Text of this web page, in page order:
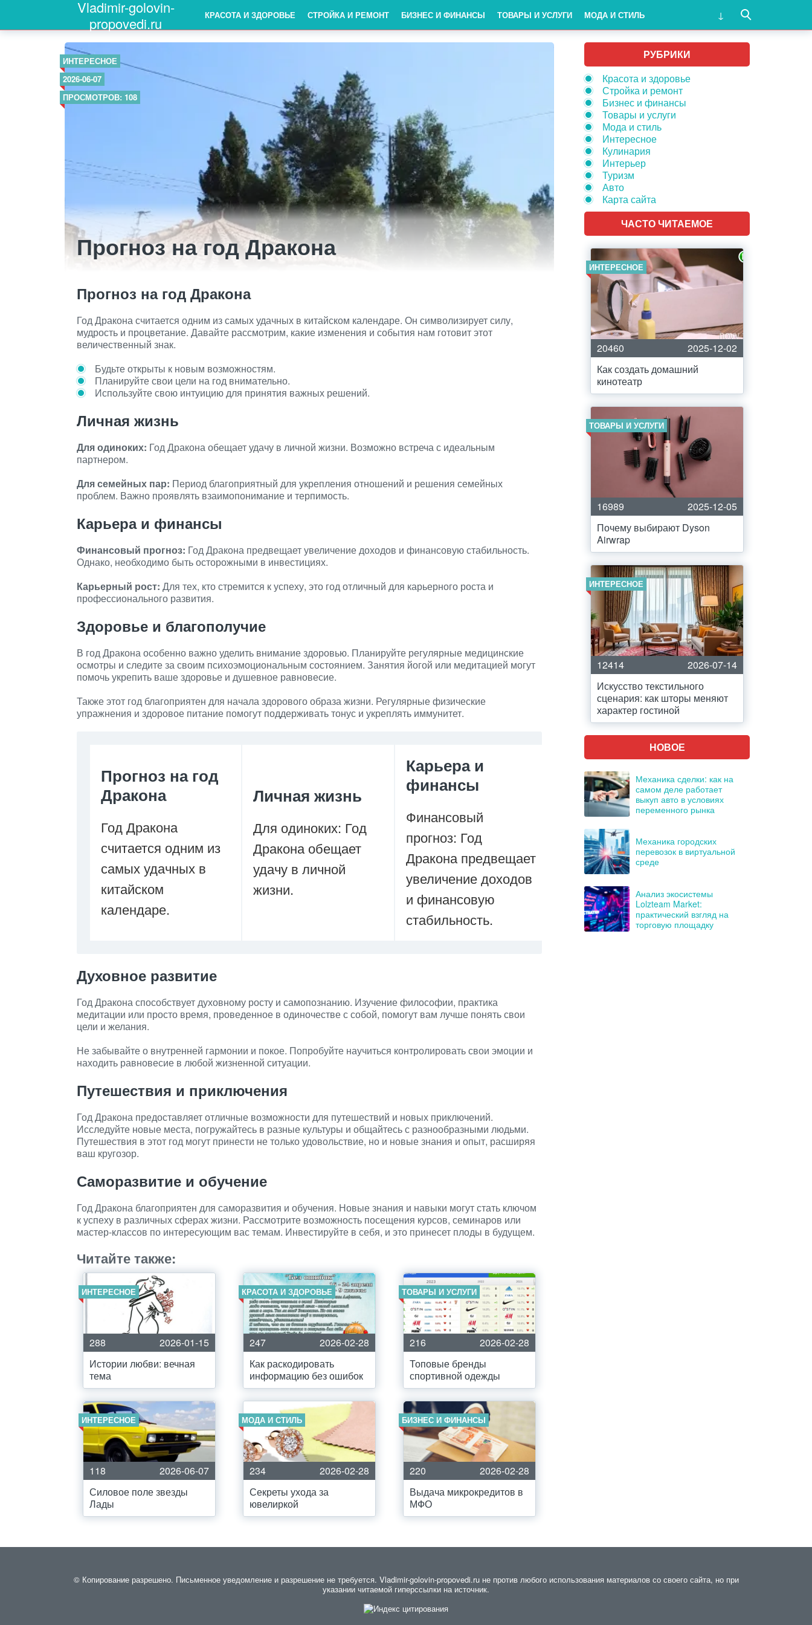
Vladimir-golovin-
propovedi.ru
КРАСОТА И ЗДОРОВЬЕ СТРОЙКА И РЕМОНТ БИЗНЕС И ФИНАНСЫ ТОВАРЫ И УСЛУГИ МОДА И СТИЛЬ
ИНТЕРЕСНОЕ
2026-06-07
ПРОСМОТРОВ: 108
Прогноз на год Дракона
Прогноз на год Дракона
Год Дракона считается одним из самых удачных в китайском календаре. Он символизирует силу,
мудрость и процветание. Давайте рассмотрим, какие изменения и события нам готовит этот
величественный знак.
Будьте открыты к новым возможностям.
Планируйте свои цели на год внимательно.
Используйте свою интуицию для принятия важных решений.
Личная жизнь
Для одиноких: Год Дракона обещает удачу в личной жизни. Возможно встреча с идеальным
партнером.
Для семейных пар: Период благоприятный для укрепления отношений и решения семейных
проблем. Важно проявлять взаимопонимание и терпимость.
Карьера и финансы
Финансовый прогноз: Год Дракона предвещает увеличение доходов и финансовую стабильность.
Однако, необходимо быть осторожными в инвестициях.
Карьерный рост: Для тех, кто стремится к успеху, это год отличный для карьерного роста и
профессионального развития.
Здоровье и благополучие
В год Дракона особенно важно уделить внимание здоровью. Планируйте регулярные медицинские
осмотры и следите за своим психоэмоциональным состоянием. Занятия йогой или медитацией могут
помочь укрепить ваше здоровье и душевное равновесие.
Также этот год благоприятен для начала здорового образа жизни. Регулярные физические
упражнения и здоровое питание помогут поддерживать тонус и укреплять иммунитет.
Прогноз на год
Дракона
Год Дракона
считается одним из
самых удачных в
китайском
календаре.
Личная жизнь
Для одиноких: Год
Дракона обещает
удачу в личной
жизни.
Карьера и
финансы
Финансовый
прогноз: Год
Дракона предвещает
увеличение доходов
и финансовую
стабильность.
Духовное развитие
Год Дракона способствует духовному росту и самопознанию. Изучение философии, практика
медитации или просто время, проведенное в одиночестве с собой, помогут вам лучше понять свои
цели и желания.
Не забывайте о внутренней гармонии и покое. Попробуйте научиться контролировать свои эмоции и
находить равновесие в любой жизненной ситуации.
Путешествия и приключения
Год Дракона предоставляет отличные возможности для путешествий и новых приключений.
Исследуйте новые места, погружайтесь в разные культуры и общайтесь с разнообразными людьми.
Путешествия в этот год могут принести не только удовольствие, но и новые знания и опыт, расширяя
ваш кругозор.
Саморазвитие и обучение
Год Дракона благоприятен для саморазвития и обучения. Новые знания и навыки могут стать ключом
к успеху в различных сферах жизни. Рассмотрите возможность посещения курсов, семинаров или
мастер-классов по интересующим вас темам. Инвестируйте в себя, и это принесет плоды в будущем.
Читайте также:
ИНТЕРЕСНОЕ
288
2026-01-15
Истории любви: вечная
тема
КРАСОТА И ЗДОРОВЬЕ
247
2026-02-28
Как раскодировать
информацию без ошибок
ТОВАРЫ И УСЛУГИ
216
2026-02-28
Топовые бренды
спортивной одежды
ИНТЕРЕСНОЕ
118
2026-06-07
Силовое поле звезды
Лады
МОДА И СТИЛЬ
234
2026-02-28
Секреты ухода за
ювелиркой
БИЗНЕС И ФИНАНСЫ
220
2026-02-28
Выдача микрокредитов в
МФО
РУБРИКИ
Красота и здоровье
Стройка и ремонт
Бизнес и финансы
Товары и услуги
Мода и стиль
Интересное
Кулинария
Интерьер
Туризм
Авто
Карта сайта
ЧАСТО ЧИТАЕМОЕ
ИНТЕРЕСНОЕ
20460
2025-12-02
Как создать домашний
кинотеатр
ТОВАРЫ И УСЛУГИ
16989
2025-12-05
Почему выбирают Dyson
Airwrap
ИНТЕРЕСНОЕ
12414
2026-07-14
Искусство текстильного
сценария: как шторы меняют
характер гостиной
НОВОЕ
Механика сделки: как на
самом деле работает
выкуп авто в условиях
переменного рынка
Механика городских
перевозок в виртуальной
среде
Анализ экосистемы
Lolzteam Market:
практический взгляд на
торговую площадку
© Копирование разрешено. Письменное уведомление и разрешение не требуется. Vladimir-golovin-propovedi.ru не против любого использования материалов со своего сайта, но при
указании читаемой гиперссылки на источник.